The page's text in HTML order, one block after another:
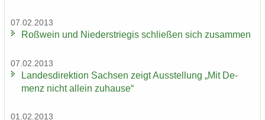
07.02.2013
Roß­wein und Nie­der­s­trie­gis schlie­ßen sich zu­sam­men
07.02.2013
Lan­des­di­rek­ti­on Sach­sen zeigt Aus­stel­lung „Mit De­
menz nicht al­lein zu­hau­se“
01.02.2013